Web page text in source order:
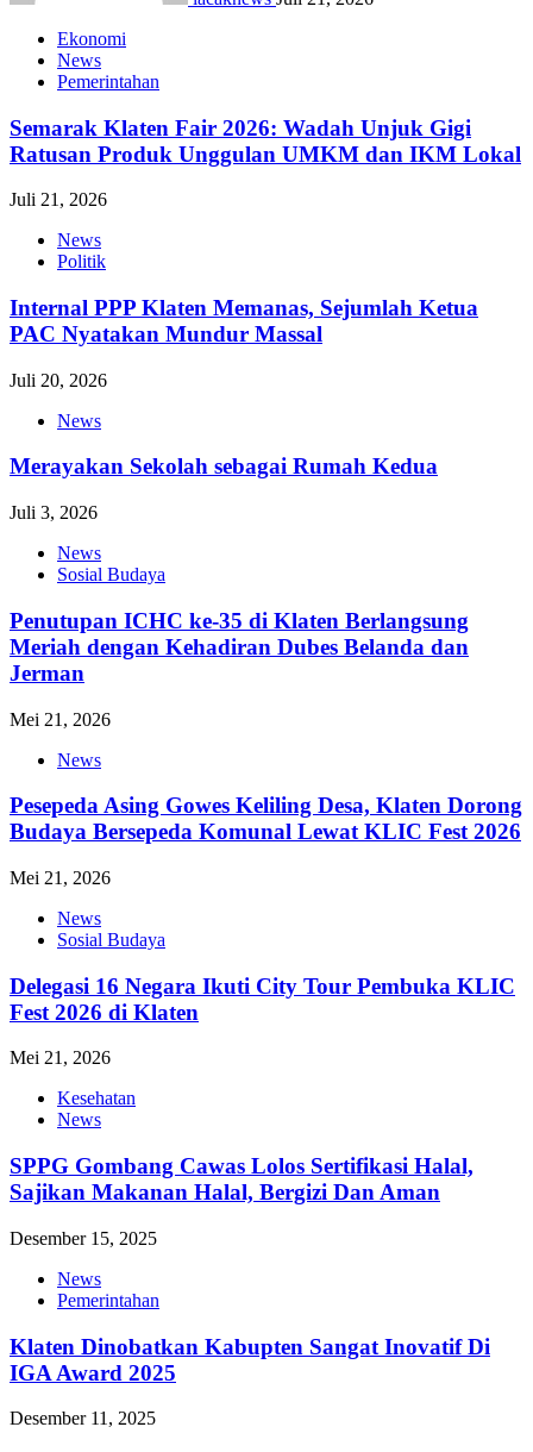
Ekonomi
News
Pemerintahan
Semarak Klaten Fair 2026: Wadah Unjuk Gigi
Ratusan Produk Unggulan UMKM dan IKM Lokal
Juli 21, 2026
News
Politik
Internal PPP Klaten Memanas, Sejumlah Ketua
PAC Nyatakan Mundur Massal
Juli 20, 2026
News
Merayakan Sekolah sebagai Rumah Kedua
Juli 3, 2026
News
Sosial Budaya
Penutupan ICHC ke-35 di Klaten Berlangsung
Meriah dengan Kehadiran Dubes Belanda dan
Jerman
Mei 21, 2026
News
Pesepeda Asing Gowes Keliling Desa, Klaten Dorong
Budaya Bersepeda Komunal Lewat KLIC Fest 2026
Mei 21, 2026
News
Sosial Budaya
Delegasi 16 Negara Ikuti City Tour Pembuka KLIC
Fest 2026 di Klaten
Mei 21, 2026
Kesehatan
News
SPPG Gombang Cawas Lolos Sertifikasi Halal,
Sajikan Makanan Halal, Bergizi Dan Aman
Desember 15, 2025
News
Pemerintahan
Klaten Dinobatkan Kabupten Sangat Inovatif Di
IGA Award 2025
Desember 11, 2025